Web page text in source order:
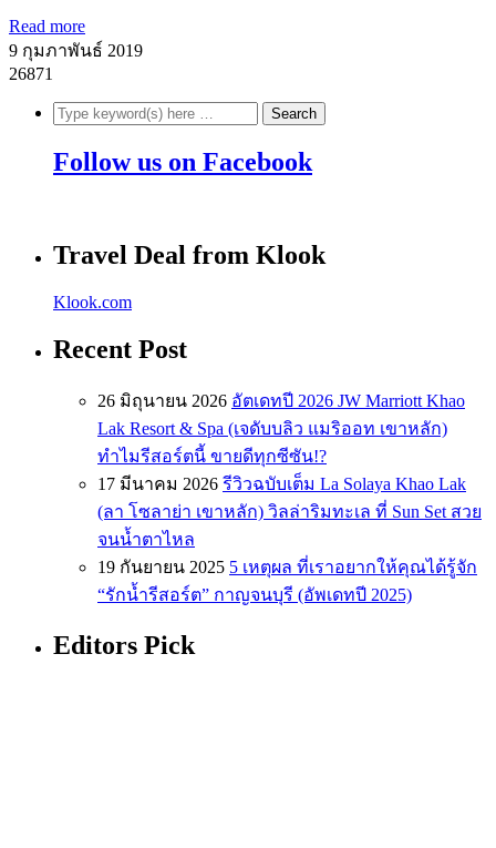
Read more
9 กุมภาพันธ์ 2019
26871
Follow us on Facebook
Travel Deal from Klook
Klook.com
Recent Post
26 มิถุนายน 2026 อัตเดทปี 2026 JW Marriott Khao
Lak Resort & Spa (เจดับบลิว แมริออท เขาหลัก)
ทำไมรีสอร์ตนี้ ขายดีทุกซีซัน!?
17 มีนาคม 2026 รีวิวฉบับเต็ม La Solaya Khao Lak
(ลา โซลาย่า เขาหลัก) วิลล่าริมทะเล ที่ Sun Set สวย
จนน้ำตาไหล
19 กันยายน 2025 5 เหตุผล ที่เราอยากให้คุณได้รู้จัก
“รักน้ำรีสอร์ต” กาญจนบุรี (อัพเดทปี 2025)
Editors Pick